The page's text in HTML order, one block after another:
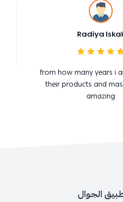
Radiya
from how many years i
their products and
amazing
الجوال